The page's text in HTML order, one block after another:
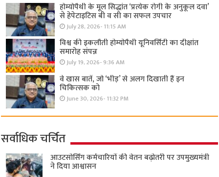
होम्योपैथी के मूल सिद्धांत ‘प्रत्येक रोगी केे अनुकूल दवा’
से हेपेटाइटिस बी व सी का सफल उपचार
July 28, 2026- 11:15 AM
विश्व की इकलौती होम्योपैथी यूनिवर्सिटी का दीक्षांत
समारोह संपन्न
July 19, 2026- 9:36 AM
वे खास बातें, जो ‘भीड़’ से अलग दिखाती हैं इन
चिकित्सक को
June 30, 2026- 11:32 PM
सर्वाधिक चर्चित
आउटसोर्सिंग कर्मचारियों की वेतन बढ़ोतरी पर उपमुख्यमंत्री
ने दिया आश्वासन